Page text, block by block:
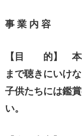
事 業 内 容
【 目 的】 本格
まで聴きにいけ
子供たちには鑑
い。